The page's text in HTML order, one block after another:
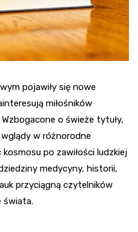
pojawiły się nowe
miłośników
o świeże tytuły,
w różnorodne
po zawiłości ludzkiej
medycyny, historii,
przyciągną czytelników
świata.